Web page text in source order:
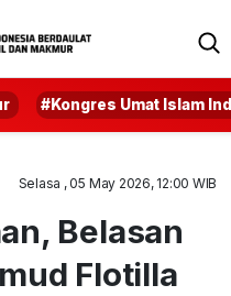
#Kongres Umat Islam
Selasa , 05 May 2026, 12:00 WIB
Belasan
Flotilla